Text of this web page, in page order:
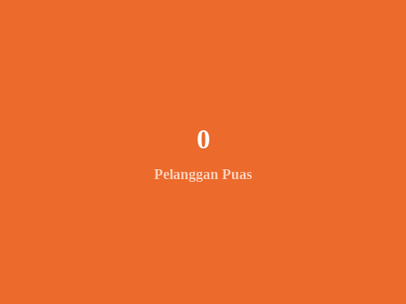
Pelanggan Puas
0